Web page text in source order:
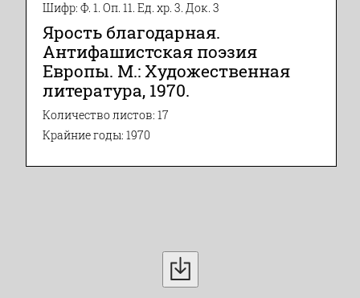
Шифр: Ф. 1. Оп. 11. Ед. хр. 3. Док. 3
Ярость благодарная.
Антифашистская поэзия
Европы. М.: Художественная
литература, 1970.
Количество листов: 17
Крайние годы: 1970